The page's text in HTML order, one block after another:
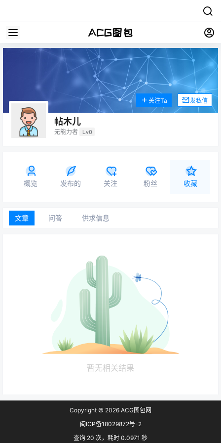
帖木儿
无能力者 Lv0
关注Ta 发私信
概览 发布的 关注 粉丝 收藏
文章 问答 供求信息
暂无相关结果
Copyright © 2026 ACG图包网
闽ICP备18029872号-2
查询 20 次，耗时 0.0971 秒